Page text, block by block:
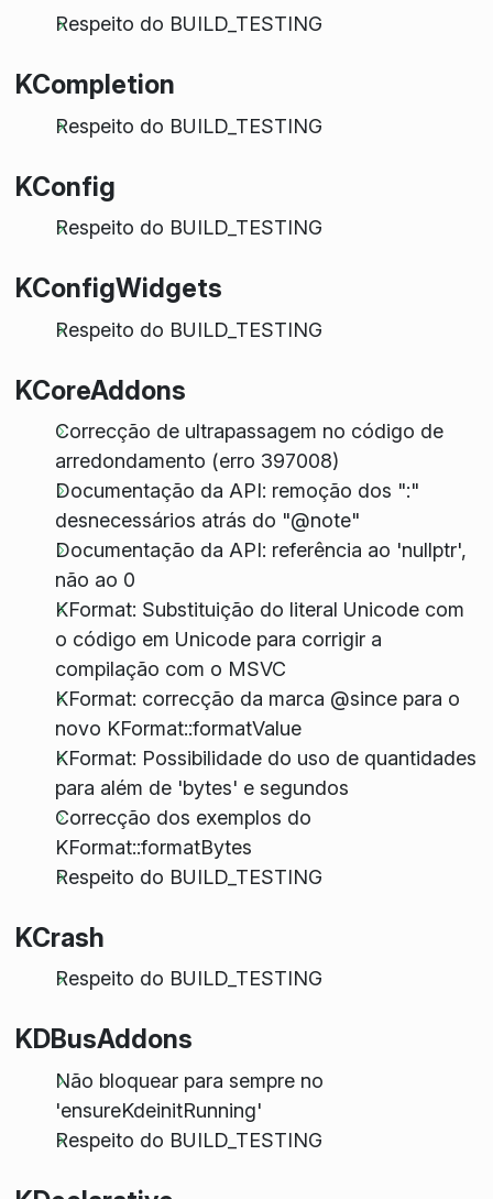
Respeito do BUILD_TESTING
KCompletion
Respeito do BUILD_TESTING
KConfig
Respeito do BUILD_TESTING
KConfigWidgets
Respeito do BUILD_TESTING
KCoreAddons
Correcção de ultrapassagem no código de
arredondamento (erro 397008)
Documentação da API: remoção dos ":"
desnecessários atrás do "@note"
Documentação da API: referência ao 'nullptr',
não ao 0
KFormat: Substituição do literal Unicode com
o código em Unicode para corrigir a
compilação com o MSVC
KFormat: correcção da marca @since para o
novo KFormat::formatValue
KFormat: Possibilidade do uso de quantidades
para além de 'bytes' e segundos
Correcção dos exemplos do
KFormat::formatBytes
Respeito do BUILD_TESTING
KCrash
Respeito do BUILD_TESTING
KDBusAddons
Não bloquear para sempre no
'ensureKdeinitRunning'
Respeito do BUILD_TESTING